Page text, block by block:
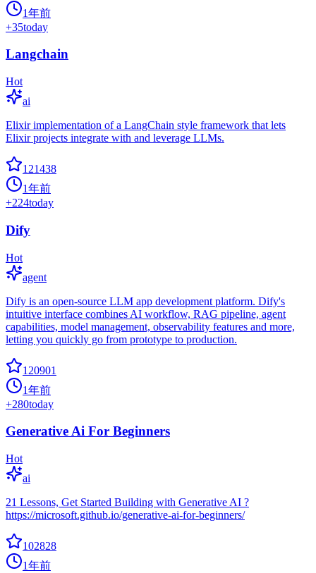
1年前
+35today
Langchain
Hot
ai
Elixir implementation of a LangChain style framework that lets
Elixir projects integrate with and leverage LLMs.
121438
1年前
+224today
Dify
Hot
agent
Dify is an open-source LLM app development platform. Dify's
intuitive interface combines AI workflow, RAG pipeline, agent
capabilities, model management, observability features and more,
letting you quickly go from prototype to production.
120901
1年前
+280today
Generative Ai For Beginners
Hot
ai
21 Lessons, Get Started Building with Generative AI ?
https://microsoft.github.io/generative-ai-for-beginners/
102828
1年前